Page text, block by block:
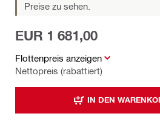
Preise zu sehen.
Flottenpreis anzeigen
Nettopreis (rabattiert)
EUR 1 681,00
IN DEN